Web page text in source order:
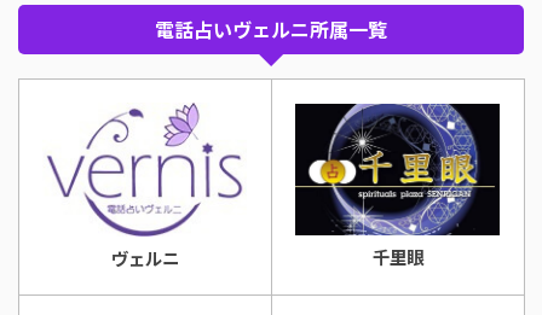
電話占いヴェルニ所属一覧
ヴェルニ 千里眼